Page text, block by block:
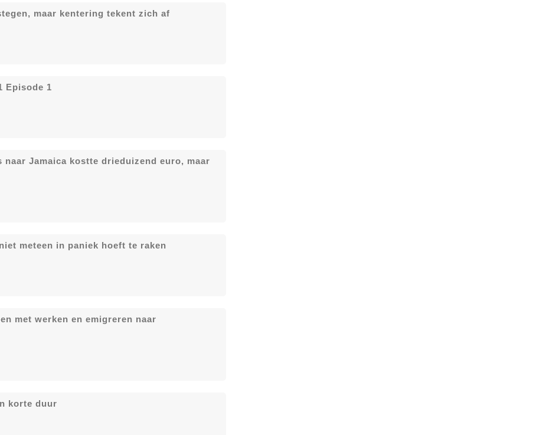
maar kentering tekent zich af
Episode 1
naar Jamaica kostte drieduizend euro, maar
meteen in paniek hoeft te raken
met werken en emigreren naar
korte duur